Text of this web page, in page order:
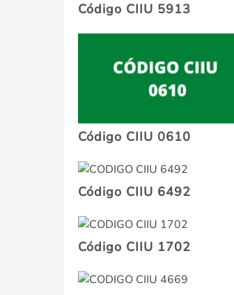
Código CIIU 5913
Código CIIU 0610
Código CIIU 6492
Código CIIU 1702